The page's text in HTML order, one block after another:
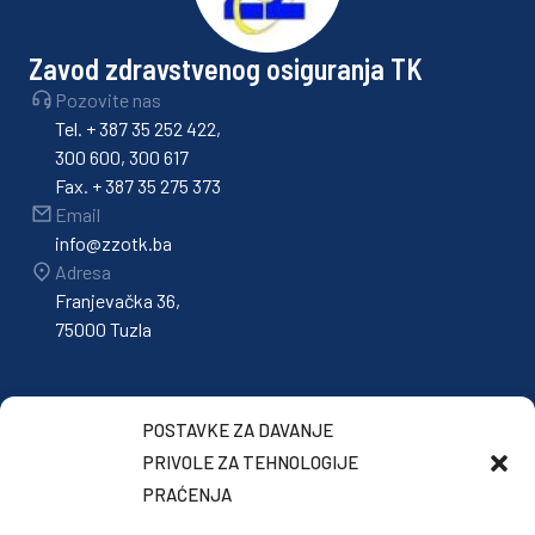
POSTAVKE ZA DAVANJE
PRIVOLE ZA TEHNOLOGIJE
PRAĆENJA
Zavod zdravstvenog osiguranja TK
Pozovite nas
Tel. + 387 35 252 422,
300 600, 300 617
Fax. + 387 35 275 373
Email
info@zzotk.ba
Adresa
Franjevačka 36,
75000 Tuzla